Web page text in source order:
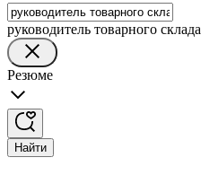
руководитель товарного склада
Резюме
Найти